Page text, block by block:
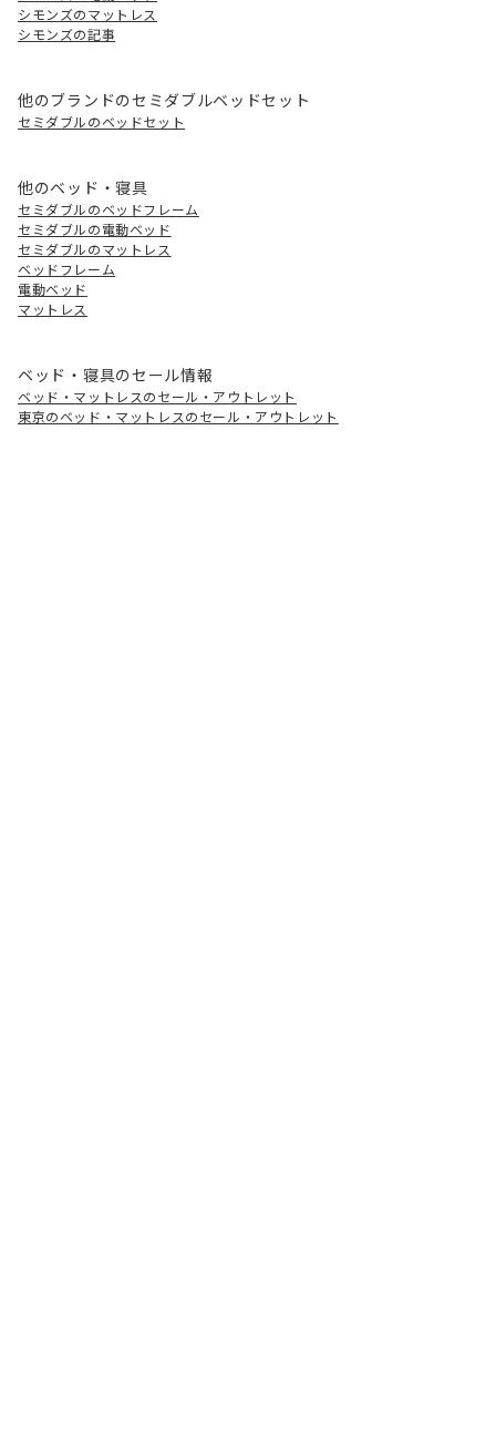
シモンズのマットレス
シモンズの記事
他のブランドのセミダブルベッドセット
セミダブルのベッドセット
他のベッド・寝具
セミダブルのベッドフレーム
セミダブルの電動ベッド
セミダブルのマットレス
ベッドフレーム
電動ベッド
マットレス
ベッド・寝具のセール情報
ベッド・マットレスのセール・アウトレット
東京のベッド・マットレスのセール・アウトレット